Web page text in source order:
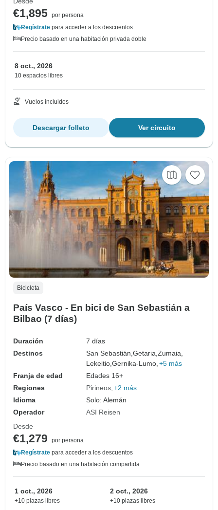
€1,895 por persona
Regístrate para acceder a los descuentos
Precio basado en una habitación privada doble
8 oct., 2026
10 espacios libres
Vuelos incluidos
Ver circuito
Descargar folleto
Bicicleta
País Vasco - En bici de San Sebastián a
Bilbao (7 días)
Duración
7 días
Destinos
San Sebastián,Getaria,Zumaia,
Lekeitio,Gernika-Lumo, +5 más
Franja de edad
Edades 16+
Regiones
Pirineos +2 más
Idioma
Solo: Alemán
Operador
ASI Reisen
Desde
€1,279
por persona
Regístrate para acceder a los descuentos
Precio basado en una habitación compartida
1 oct., 2026
+10 plazas libres
2 oct., 2026
+10 plazas libres